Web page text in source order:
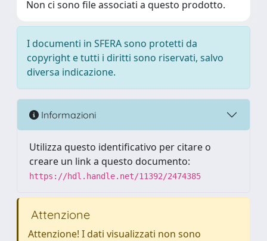
Non ci sono file associati a questo prodotto.
I documenti in SFERA sono protetti da
copyright e tutti i diritti sono riservati, salvo
diversa indicazione.
Informazioni
Utilizza questo identificativo per citare o
creare un link a questo documento:
https://hdl.handle.net/11392/2474385
Attenzione
Attenzione! I dati visualizzati non sono